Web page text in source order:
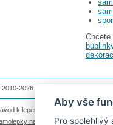
Chcete
2026 Dekolepky.cz provozuje
k lepení Životnost samolepek
na auto
|fotomagnetky na
Aby vše
Pro spolehlivý